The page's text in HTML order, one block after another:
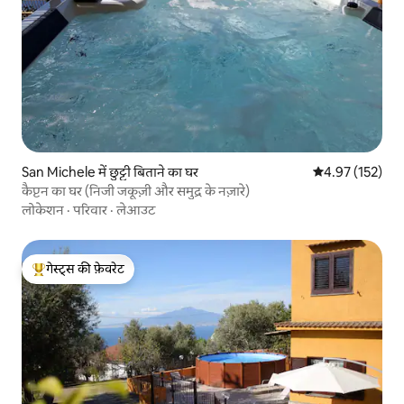
San Michele में छुट्टी बिताने का घर औसत रेटिंग 5 में से
4.97 (152)
कैप्टन का घर (निजी जकूज़ी और समुद्र के नज़ारे)
लोकेशन ·परिवार ·लेआउट
गेस्ट्स का टॉप फ़ेवरेट
गेस्ट्स की फ़ेवरेट